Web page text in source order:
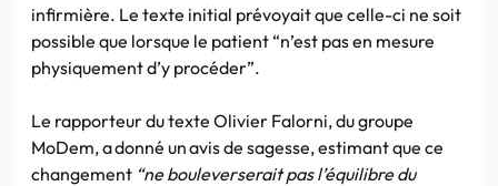
infirmière. Le texte initial prévoyait que celle-ci ne soit
possible que lorsque le patient “n’est pas en mesure
physiquement d’y procéder”.
Le rapporteur du texte Olivier Falorni, du groupe
MoDem, a donné un avis de sagesse, estimant que ce
changement “ne bouleverserait pas l’équilibre du